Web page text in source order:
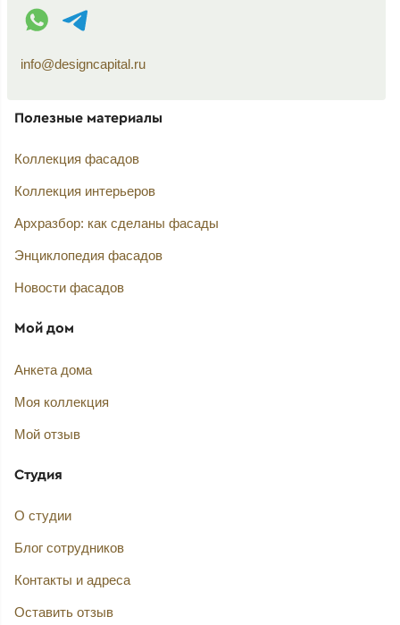
WhatsApp контакт
Telegram контакт
info@designcapital.ru
Полезные материалы
Коллекция фасадов
Коллекция интерьеров
Архразбор: как сделаны фасады
Энциклопедия фасадов
Новости фасадов
Мой дом
Анкета дома
Моя коллекция
Мой отзыв
Студия
О студии
Блог сотрудников
Контакты и адреса
Оставить отзыв